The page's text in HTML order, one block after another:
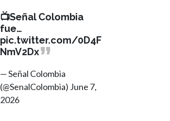
📺Señal Colombia
fue…
pic.twitter.com/0D4F
NmV2Dx
— Señal Colombia
(@SenalColombia) June 7,
2026